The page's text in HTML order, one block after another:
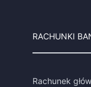
RACHUNKI
Rachunek